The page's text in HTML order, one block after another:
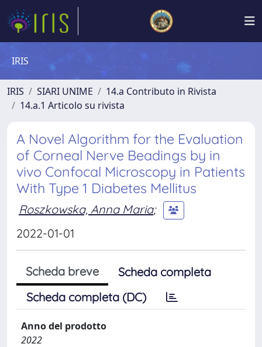
IRIS
IRIS SIARI UNIME
14.a Contributo in Rivista
14.a.1 Articolo su rivista
A Novel Algorithm for the Evaluation
of Corneal Nerve Beadings by in
vivo Confocal Microscopy in Patients
With Type 1 Diabetes Mellitus
Roszkowska, Anna Maria;
2022-01-01
Scheda breve
Scheda completa
Scheda completa (DC)
Anno del prodotto
2022